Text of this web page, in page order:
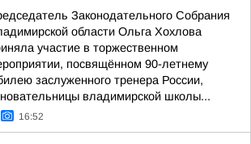
Законодательного Собрания
области Ольга Хохлова
участие в торжественном
посвящённом 90-летнему
заслуженного тренера России,
владимирской школы...
16:52